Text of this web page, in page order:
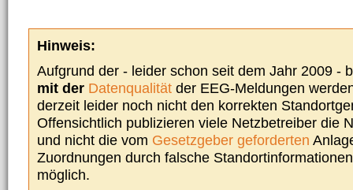
Hinweis:
Aufgrund der - leider schon seit dem Jahr 2009 -
mit der Datenqualität der EEG-Meldungen
derzeit leider noch nicht den korrekten
Offensichtlich publizieren viele Netzbetreiber die
und nicht die vom Gesetzgeber geforderten
Zuordnungen durch falsche
möglich.